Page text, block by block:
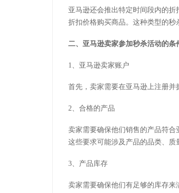
亚马逊还会推出特定时间段内的
折扣价格购买商品。这种类型的秒
二、亚马逊卖家参加秒杀活动的条
1、亚马逊卖家账户
首先，卖家需要在亚马逊上注册并
2、合格的产品
卖家需要确保他们销售的产品符合
这些要求可能涉及产品的品类、质
3、产品库存
卖家需要确保他们有足够的库存